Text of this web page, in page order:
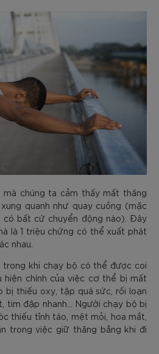
chúng ta cảm thấy mất thăng
quanh như quay cuồng (mặc
bất cứ chuyển động nào). Đây
là 1 triệu chứng có thể xuất phát
nhau.
khi chạy bộ có thể được coi
hiện chính của việc cơ thể bị mất
bị thiếu oxy, tập quá sức, rối loạn
tim đập nhanh… Người chạy bộ bị
thiếu tỉnh táo, mệt mỏi, hoa mắt,
trong việc giữ thăng bằng khi đi